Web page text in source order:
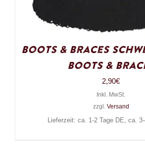
Boots & Braces
Boots &
2,90€
Inkl. MwSt.
zzgl. Versand
Lieferzeit: ca. 1-2 Tage DE, ca.